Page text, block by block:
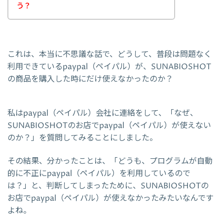
う？
これは、本当に不思議な話で、どうして、普段は問題なく
利用できているpaypal（ペイパル）が、SUNABIOSHOT
の商品を購入した時にだけ使えなかったのか？
私はpaypal（ペイパル）会社に連絡をして、「なぜ、
SUNABIOSHOTのお店でpaypal（ペイパル）が使えない
のか？」を質問してみることにしました。
その結果、分かったことは、「どうも、プログラムが自動
的に不正にpaypal（ペイパル）を利用しているので
は？」と、判断してしまったために、SUNABIOSHOTの
お店でpaypal（ペイパル）が使えなかったみたいなんです
よね。